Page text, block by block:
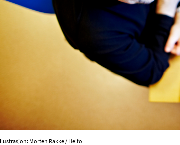
Illustrasjon: Morten Rakke / Helfo